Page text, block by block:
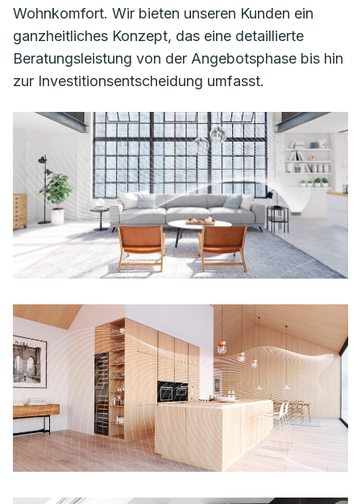
Wohnkomfort. Wir bieten unseren Kunden ein
ganzheitliches Konzept, das eine detaillierte
Beratungsleistung von der Angebotsphase bis hin
zur Investitionsentscheidung umfasst.